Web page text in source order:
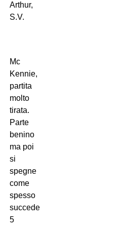
Arthur,
S.V.
Mc
Kennie,
partita
molto
tirata.
Parte
benino
ma poi
si
spegne
come
spesso
succede.
5